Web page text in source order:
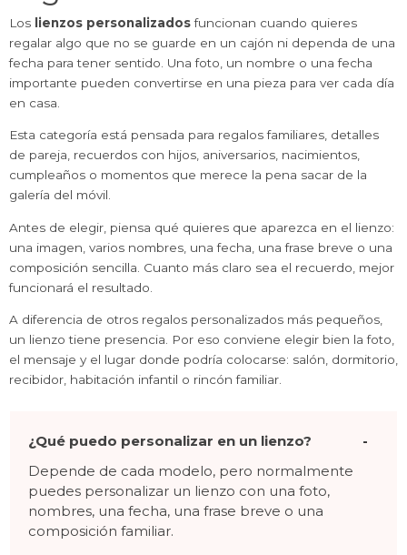
Los lienzos personalizadosfuncionan cuando quieres
regalar algo que no se guarde en un cajón ni dependa de una
fecha para tener sentido. Una foto, un nombre o una fecha
importante pueden convertirse en una pieza para ver cada día
en casa.
Esta categoría está pensada para regalos familiares, detalles
de pareja, recuerdos con hijos, aniversarios, nacimientos,
cumpleaños o momentos que merece la pena sacar de la
galería del móvil.
Antes de elegir, piensa qué quieres que aparezca en el lienzo:
una imagen, varios nombres, una fecha, una frase breve o una
composición sencilla. Cuanto más claro sea el recuerdo, mejor
funcionará el resultado.
A diferencia de otros regalos personalizados más pequeños,
un lienzo tiene presencia. Por eso conviene elegir bien la foto,
el mensaje y el lugar donde podría colocarse: salón, dormitorio,
recibidor, habitación infantil o rincón familiar.
¿Qué puedo personalizar en un lienzo?
Depende de cada modelo, pero normalmente
puedes personalizar un lienzo con una foto,
nombres, una fecha, una frase breve o una
composición familiar.